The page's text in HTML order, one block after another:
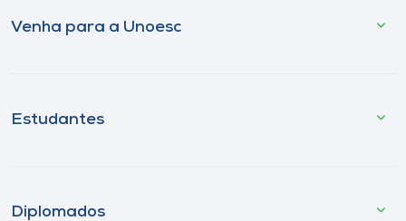
Venha para a Unoesc
Estudantes
Diplomados